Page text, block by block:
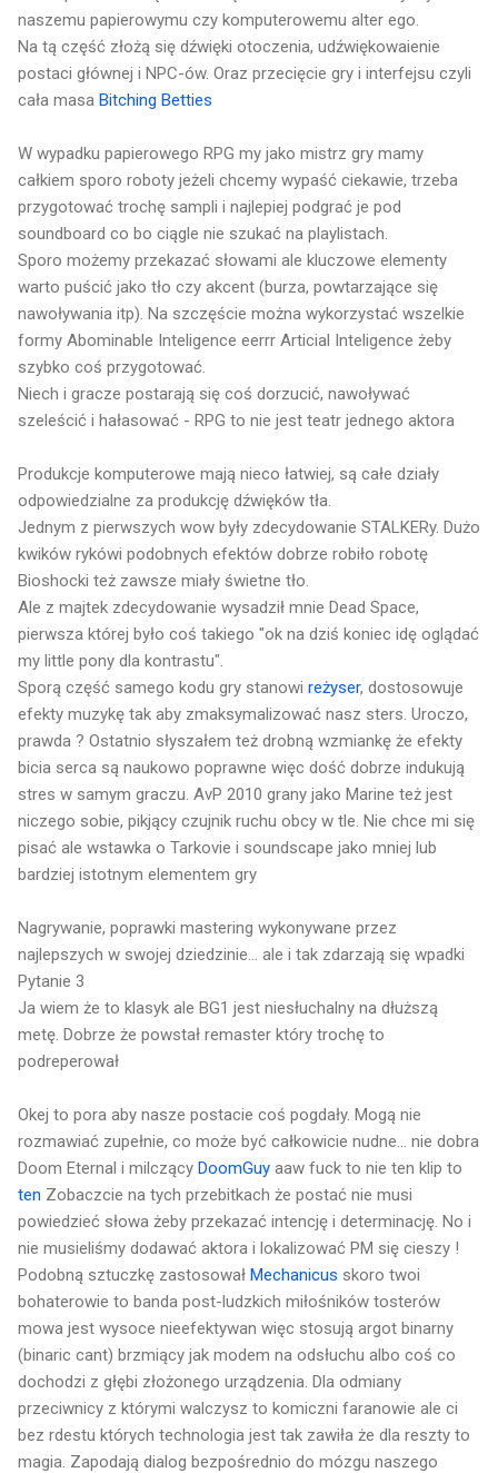
naszemu papierowymu czy komputerowemu alter ego.
Na tą część złożą się dźwięki otoczenia, udźwiękowaienie
postaci głównej i NPC-ów. Oraz przecięcie gry i interfejsu czyli
cała masa Bitching Betties
W wypadku papierowego RPG my jako mistrz gry mamy
całkiem sporo roboty jeżeli chcemy wypaść ciekawie, trzeba
przygotować trochę sampli i najlepiej podgrać je pod
soundboard co bo ciągle nie szukać na playlistach.
Sporo możemy przekazać słowami ale kluczowe elementy
warto puścić jako tło czy akcent (burza, powtarzające się
nawoływania itp). Na szczęście można wykorzystać wszelkie
formy Abominable Inteligence eerrr Articial Inteligence żeby
szybko coś przygotować.
Niech i gracze postarają się coś dorzucić, nawoływać
szeleścić i hałasować - RPG to nie jest teatr jednego aktora
Produkcje komputerowe mają nieco łatwiej, są całe działy
odpowiedzialne za produkcję dźwięków tła.
Jednym z pierwszych wow były zdecydowanie STALKERy. Dużo
kwików rykówi podobnych efektów dobrze robiło robotę
Bioshocki też zawsze miały świetne tło.
Ale z majtek zdecydowanie wysadził mnie Dead Space,
pierwsza której było coś takiego "ok na dziś koniec idę oglądać
my little pony dla kontrastu".
Sporą część samego kodu gry stanowi reżyser, dostosowuje
efekty muzykę tak aby zmaksymalizować nasz sters. Uroczo,
prawda ? Ostatnio słyszałem też drobną wzmiankę że efekty
bicia serca są naukowo poprawne więc dość dobrze indukują
stres w samym graczu. AvP 2010 grany jako Marine też jest
niczego sobie, pikjący czujnik ruchu obcy w tle. Nie chce mi się
pisać ale wstawka o Tarkovie i soundscape jako mniej lub
bardziej istotnym elementem gry
Nagrywanie, poprawki mastering wykonywane przez
najlepszych w swojej dziedzinie... ale i tak zdarzają się wpadki
Pytanie 3
Ja wiem że to klasyk ale BG1 jest niesłuchalny na dłuższą
metę. Dobrze że powstał remaster który trochę to
podreperował
Okej to pora aby nasze postacie coś pogdały. Mogą nie
rozmawiać zupełnie, co może być całkowicie nudne... nie dobra
Doom Eternal i milczący DoomGuy aaw fuck to nie ten klip to
ten Zobaczcie na tych przebitkach że postać nie musi
powiedzieć słowa żeby przekazać intencję i determinację. No i
nie musieliśmy dodawać aktora i lokalizować PM się cieszy !
Podobną sztuczkę zastosował Mechanicus skoro twoi
bohaterowie to banda post-ludzkich miłośników tosterów
mowa jest wysoce nieefektywan więc stosują argot binarny
(binaric cant) brzmiący jak modem na odsłuchu albo coś co
dochodzi z głębi złożonego urządzenia. Dla odmiany
przeciwnicy z którymi walczysz to komiczni faranowie ale ci
bez rdestu których technologia jest tak zawiła że dla reszty to
magia. Zapodają dialog bezpośrednio do mózgu naszego